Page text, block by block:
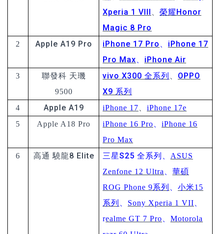
Xperia 1 VIII
榮耀Honor
Magic 8 Pro
2 Apple A19 Pro iPhone 17 Pro
iPhone 17
Pro Max
iPhone Air
3
聯發科 天璣
9500
vivo X300 全系列
OPPO
X9 系列
4 Apple A19 iPhone 17
iPhone 17e
5
Apple A18 Pro iPhone 16 Pro
iPhone 16
Pro Max
6
高通 驍龍8 Elite 三星S25 全系列
ASUS
Zenfone 12 Ultra
華碩
ROG Phone 9系列
小米15
系列
Sony Xperia 1 VII
realme GT 7 Pro
Motorola